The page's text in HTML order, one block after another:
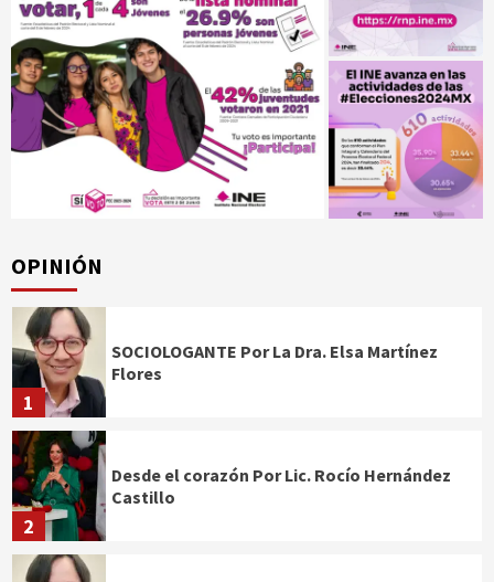
OPINIÓN
1
SOCIOLOGANTE Por La Dra. Elsa Martínez
Flores
2
Desde el corazón Por Lic. Rocío Hernández
Castillo